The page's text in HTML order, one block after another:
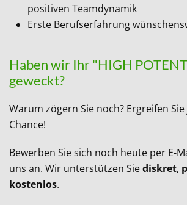
positiven Teamdynamik
Erste Berufserfahrung
Haben wir Ihr "HIGH
geweckt?
Warum zögern Sie noch? Ergreifen
Chance!
Bewerben Sie sich noch heute per E-
uns an. Wir unterstützen Siediskret,
kostenlos.